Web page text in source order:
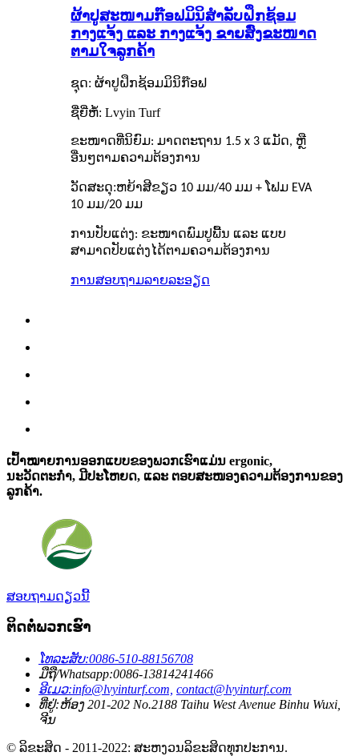
ຜ້າປູສະໜາມກ໊ອຟມິນິສຳລັບຝຶກຊ້ອມ
ກາງແຈ້ງ ແລະ ກາງແຈ້ງ ຂາຍສົ່ງຂະໜາດ
ຕາມໃຈລູກຄ້າ
ຊຸດ: ຜ້າປູຝຶກຊ້ອມມິນິກ໊ອຟ
ຊື່ຍີ່ຫໍ້: Lvyin Turf
ຂະໜາດທີ່ນິຍົມ: ມາດຕະຖານ 1.5 x 3 ແມັດ, ຫຼື
ອື່ນໆຕາມຄວາມຕ້ອງການ
ວັດສະດຸ:ຫຍ້າສີຂຽວ 10 ມມ/40 ມມ + ໂຟມ EVA
10 ມມ/20 ມມ
ການປັບແຕ່ງ: ຂະໜາດພົມປູພື້ນ ແລະ ແບບ
ສາມາດປັບແຕ່ງໄດ້ຕາມຄວາມຕ້ອງການ
ການສອບຖາມລາຍລະອຽດ
ເປົ້າໝາຍການອອກແບບຂອງພວກເຮົາແມ່ນ ergonic,
ນະວັດຕະກໍາ, ມີປະໂຫຍດ, ແລະ ຕອບສະໜອງຄວາມຕ້ອງການຂອງ
ລູກຄ້າ.
ສອບຖາມດຽວນີ້
ຕິດຕໍ່ພວກເຮົາ
ໂທລະສັບ:0086-510-88156708
ມືຖື/Whatsapp:0086-13814241466
ອີເມວ:info@lvyinturf.com, contact@lvyinturf.com
ທີ່ຢູ່:ຫ້ອງ 201-202 No.2188 Taihu West Avenue Binhu Wuxi,
ຈີນ
© ລິຂະສິດ - 2011-2022: ສະຫງວນລິຂະສິດທຸກປະການ.